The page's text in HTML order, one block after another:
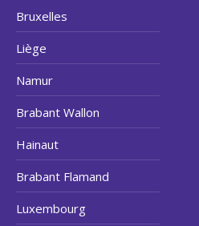
Bruxelles
Liège
Namur
Brabant Wallon
Hainaut
Brabant Flamand
Luxembourg